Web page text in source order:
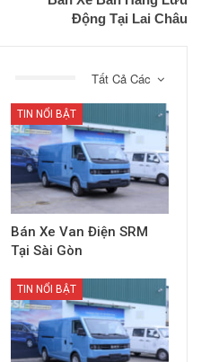
Động Tại Lai Châu
Tất Cả Các
TIN NỔI BẬT
Bán Xe Van Điện SRM
Tại Sài Gòn
TIN NỔI BẬT